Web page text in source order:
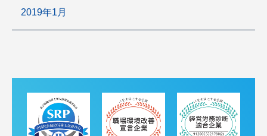
2019年1月